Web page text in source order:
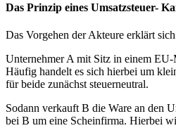
Das Prinzip eines Umsatzsteuer-
Das Vorgehen der Akteure erklärt
Unternehmer A mit Sitz in einem EU-
Häufig handelt es sich hierbei um
für beide zunächst steuerneutral.
Sodann verkauft B die Ware an den
bei B um eine Scheinfirma. Hierbei